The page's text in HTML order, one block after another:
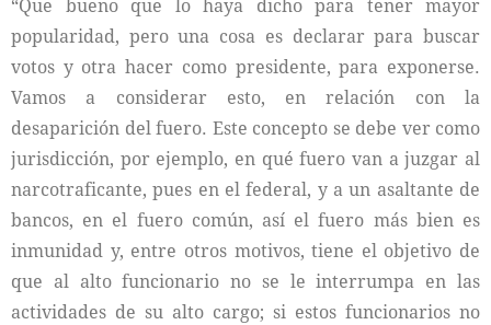
“Que bueno que lo haya dicho para tener mayor
popularidad, pero una cosa es declarar para buscar
votos y otra hacer como presidente, para exponerse.
Vamos a considerar esto, en relación con la
desaparición del fuero. Este concepto se debe ver como
jurisdicción, por ejemplo, en qué fuero van a juzgar al
narcotraficante, pues en el federal, y a un asaltante de
bancos, en el fuero común, así el fuero más bien es
inmunidad y, entre otros motivos, tiene el objetivo de
que al alto funcionario no se le interrumpa en las
actividades de su alto cargo; si estos funcionarios no